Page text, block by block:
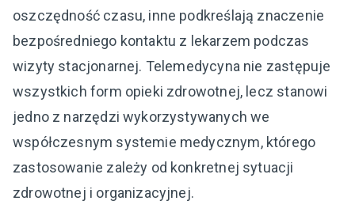
oszczędność czasu, inne podkreślają znaczenie
bezpośredniego kontaktu z lekarzem podczas
wizyty stacjonarnej. Telemedycyna nie zastępuje
wszystkich form opieki zdrowotnej, lecz stanowi
jedno z narzędzi wykorzystywanych we
współczesnym systemie medycznym, którego
zastosowanie zależy od konkretnej sytuacji
zdrowotnej i organizacyjnej.